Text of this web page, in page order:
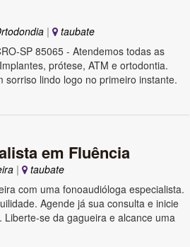
|
taubate
SP 85065 - Atendemos todas as
prótese, ATM e ortodontia.
lindo logo no primeiro instante.
em Fluência
|
taubate
com uma fonoaudióloga especialista.
Agende já sua consulta e inicie
se da gagueira e alcance uma